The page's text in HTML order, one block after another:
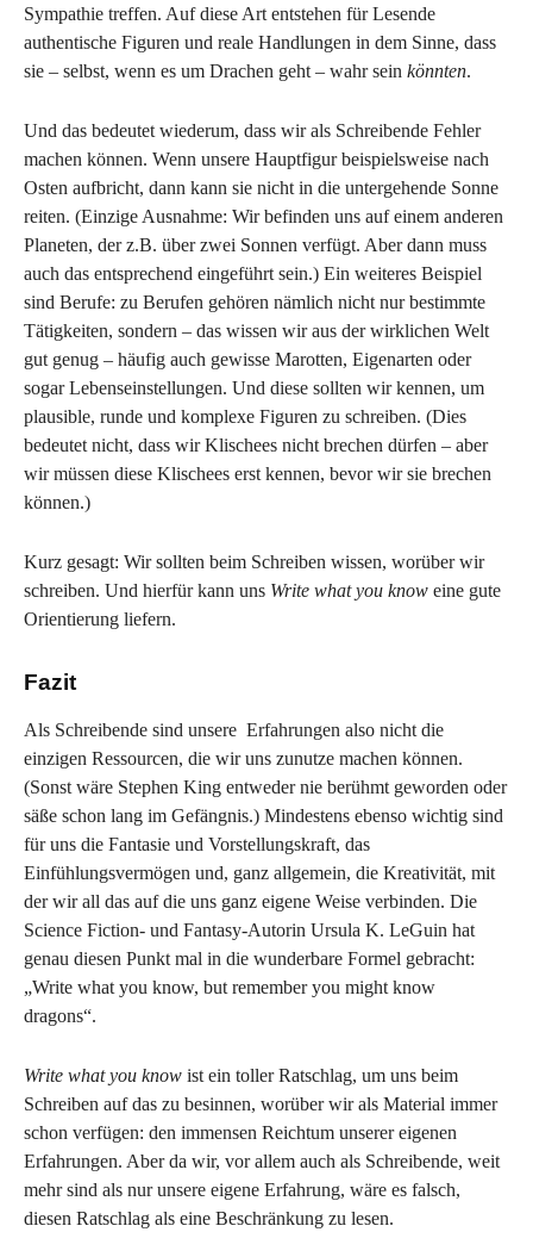
Sympathie treffen. Auf diese Art entstehen für Lesende
authentische Figuren und reale Handlungen in dem Sinne, dass
sie – selbst, wenn es um Drachen geht – wahr sein könnten.
Und das bedeutet wiederum, dass wir als Schreibende Fehler
machen können. Wenn unsere Hauptfigur beispielsweise nach
Osten aufbricht, dann kann sie nicht in die untergehende Sonne
reiten. (Einzige Ausnahme: Wir befinden uns auf einem anderen
Planeten, der z.B. über zwei Sonnen verfügt. Aber dann muss
auch das entsprechend eingeführt sein.) Ein weiteres Beispiel
sind Berufe: zu Berufen gehören nämlich nicht nur bestimmte
Tätigkeiten, sondern – das wissen wir aus der wirklichen Welt
gut genug – häufig auch gewisse Marotten, Eigenarten oder
sogar Lebenseinstellungen. Und diese sollten wir kennen, um
plausible, runde und komplexe Figuren zu schreiben. (Dies
bedeutet nicht, dass wir Klischees nicht brechen dürfen – aber
wir müssen diese Klischees erst kennen, bevor wir sie brechen
können.)
Kurz gesagt: Wir sollten beim Schreiben wissen, worüber wir
schreiben. Und hierfür kann uns Write what you know eine gute
Orientierung liefern.
Fazit
Als Schreibende sind unsere Erfahrungen also nicht die
einzigen Ressourcen, die wir uns zunutze machen können.
(Sonst wäre Stephen King entweder nie berühmt geworden oder
säße schon lang im Gefängnis.) Mindestens ebenso wichtig sind
für uns die Fantasie und Vorstellungskraft, das
Einfühlungsvermögen und, ganz allgemein, die Kreativität, mit
der wir all das auf die uns ganz eigene Weise verbinden. Die
Science Fiction- und Fantasy-Autorin Ursula K. LeGuin hat
genau diesen Punkt mal in die wunderbare Formel gebracht:
„Write what you know, but remember you might know
dragons“.
Write what you know ist ein toller Ratschlag, um uns beim
Schreiben auf das zu besinnen, worüber wir als Material immer
schon verfügen: den immensen Reichtum unserer eigenen
Erfahrungen. Aber da wir, vor allem auch als Schreibende, weit
mehr sind als nur unsere eigene Erfahrung, wäre es falsch,
diesen Ratschlag als eine Beschränkung zu lesen.